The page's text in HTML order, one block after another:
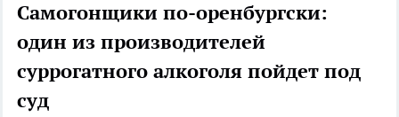
Самогонщики по-оренбургски:
один из производителей
суррогатного алкоголя пойдет под
суд